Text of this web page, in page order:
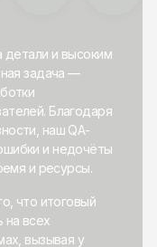
детали и высоким
задача —
Благодаря
наш QA-
и недочёты
и ресурсы.
что итоговый
на всех
вызывая у